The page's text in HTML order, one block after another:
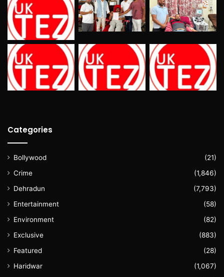
Categories
Bollywood
(21)
Crime
(1,846)
Dehradun
(7,793)
Entertainment
(58)
Environment
(82)
Exclusive
(883)
Featured
(28)
Haridwar
(1,067)